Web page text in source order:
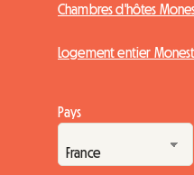
Chambres d'hôtes
Logement entier
Pays